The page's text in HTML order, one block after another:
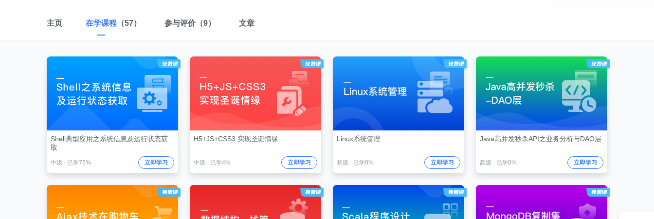
主页 在学课程 （57） 参与评价（9） 文章
Shell典型应用之系统信息及运行状态获
取
中级 · 已学75% 立即学习
H5+JS+CSS3 实现圣诞情缘
中级 · 已学4% 立即学习
Linux系统管理
初级 · 已学0% 立即学习
Java高并发秒杀API之业务分析与DAO层
高级 · 已学0% 立即学习